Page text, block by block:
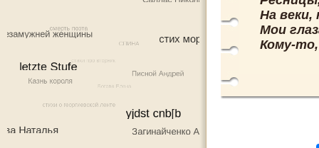
На веки,
Мои
Кому-